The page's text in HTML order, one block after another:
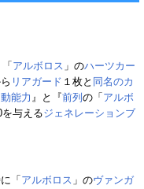
アルボロス 」のハーツカー
リアガード １枚と 同名のカ
能力 』と『前列 の「 アルボ
を与えるジェネレーションブ
「 アルボロス 」のヴァンガ